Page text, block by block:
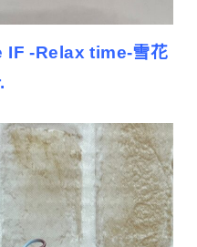
-Relax time-雪花